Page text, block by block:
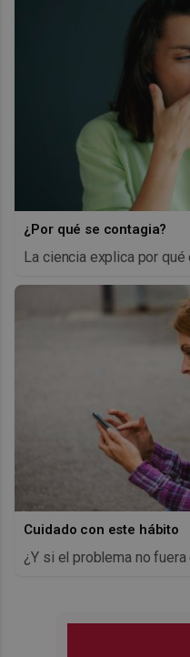
¿Por qué se contagia?
La ciencia explica por
Cuidado con este hábito
¿Y si el problema no